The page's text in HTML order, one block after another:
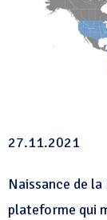
27.11.2021
Naissance de
plateforme qui